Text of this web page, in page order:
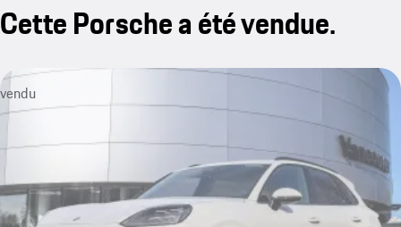
Cette Porsche a été vendue.
vendu